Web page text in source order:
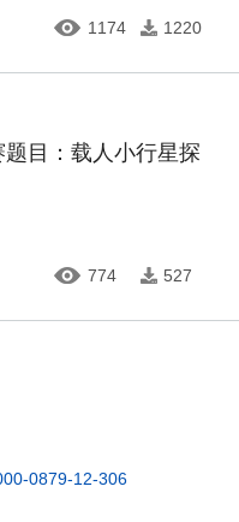
1174 1220
目：载人小行星探
774 527
0879-12-306